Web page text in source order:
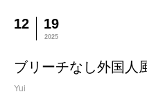
12 19
2025
ブリーチなし外国人
Yui